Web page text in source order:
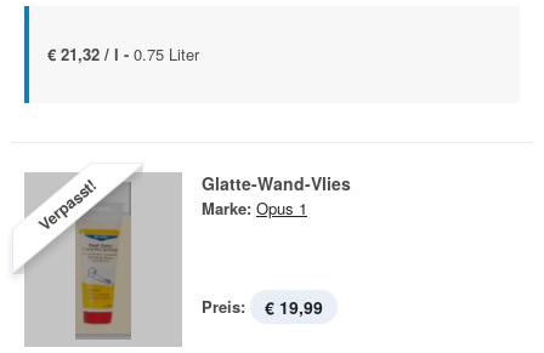
€ 21,32 / l - 0.75 Liter
Verpasst! Glatte­-Wand­-Vlies
Marke: Opus 1
Preis: € 19,99